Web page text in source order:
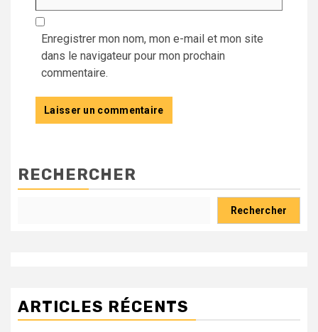
Enregistrer mon nom, mon e-mail et mon site
dans le navigateur pour mon prochain
commentaire.
RECHERCHER
Rechercher
ARTICLES RÉCENTS